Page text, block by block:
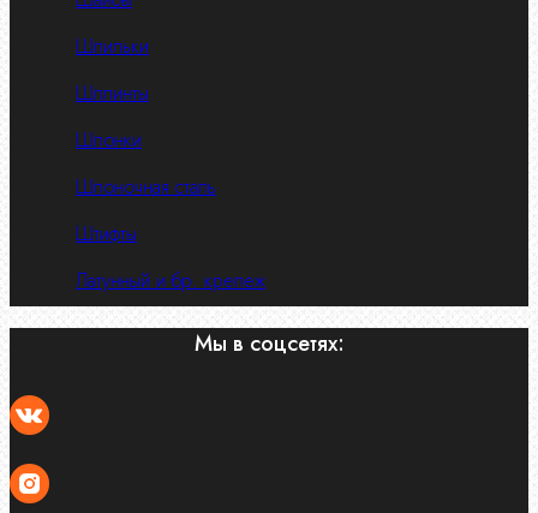
Шпильки
Шплинты
Шпонки
Шпоночная сталь
Штифты
Латунный и бр. крепеж
Мы в соцсетях: